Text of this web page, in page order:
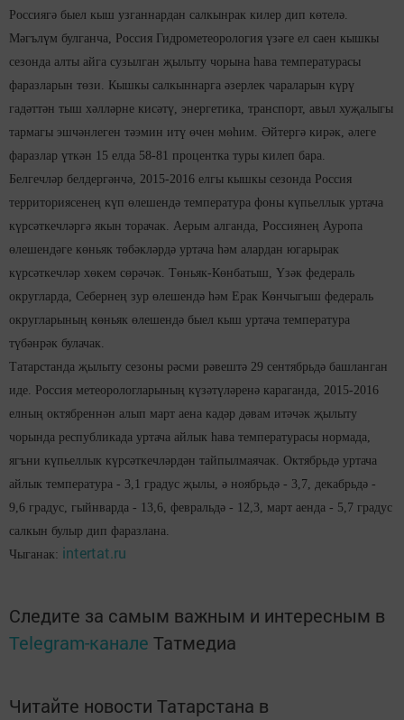
Россиягә быел кыш узганнардан салкынрак килер дип көтелә.
Мәгълүм булганча, Россия Гидрометеорология үзәге ел саен кышкы
сезонда алты айга сузылган җылыту чорына һава температурасы
фаразларын төзи. Кышкы салкыннарга әзерлек чараларын күрү
гадәттән тыш хәлләрне кисәтү, энергетика, транспорт, авыл хуҗалыгы
тармагы эшчәнлеген тәэмин итү өчен мөһим. Әйтергә кирәк, әлеге
фаразлар үткән 15 елда 58-81 процентка туры килеп бара.
Белгечләр белдергәнчә, 2015-2016 елгы кышкы сезонда Россия
территориясенең күп өлешендә температура фоны күпьеллык уртача
күрсәткечләргә якын торачак. Аерым алганда, Россиянең Ауропа
өлешендәге көньяк төбәкләрдә уртача һәм алардан югарырак
күрсәткечләр хөкем сөрәчәк. Төньяк-Көнбатыш, Үзәк федераль
округларда, Себернең зур өлешендә һәм Ерак Көнчыгыш федераль
округларының көньяк өлешендә быел кыш уртача температура
түбәнрәк булачак.
Татарстанда җылыту сезоны рәсми рәвештә 29 сентябрьдә башланган
иде. Россия метеорологларының күзәтүләренә караганда, 2015-2016
елның октябреннән алып март аена кадәр дәвам итәчәк җылыту
чорында республикада уртача айлык һава температурасы нормада,
ягъни күпьеллык күрсәткечләрдән тайпылмаячак. Октябрьдә уртача
айлык температура - 3,1 градус җылы, ә ноябрьдә - 3,7, декабрьдә -
9,6 градус, гыйнварда - 13,6, февральдә - 12,3, март аенда - 5,7 градус
салкын булыр дип фаразлана.
Чыганак: intertat.ru
Следите за самым важным и интересным в
Telegram-канале Татмедиа
Читайте новости Татарстана в